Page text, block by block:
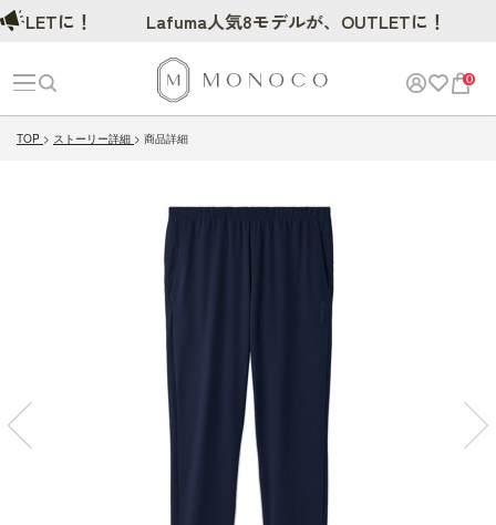
0
TOP ストーリー詳細 商品詳細
に！ Lafuma人気8モデルが、OUTLETに！